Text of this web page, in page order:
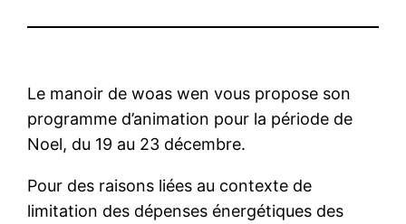
Le manoir de woas wen vous propose son
programme d’animation pour la période de
Noel, du 19 au 23 décembre.
Pour des raisons liées au contexte de
limitation des dépenses énergétiques des